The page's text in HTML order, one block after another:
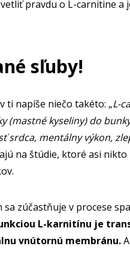
pravdu o L-carnitine a
sľuby!
ti napíše niečo takéto: „L-
(mastné kyseliny) do
mentálny výkon,
na štúdie, ktoré asi nikto
zúčastňuje v procese
L-karnitínu je
vnútornú membránu.